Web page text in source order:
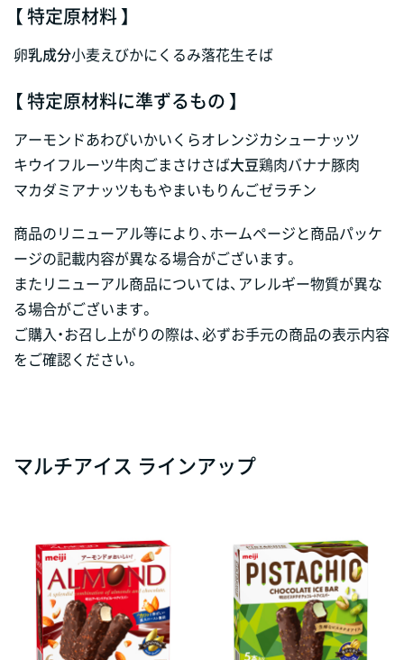
【 特定原材料 】
卵乳成分小麦えびかにくるみ落花生そば
【 特定原材料に準ずるもの 】
アーモンドあわびいかいくらオレンジカシューナッツ
キウイフルーツ牛肉ごまさけさば大豆鶏肉バナナ豚肉
マカダミアナッツももやまいも りんごゼラチン
商品のリニューアル等により、ホームページと商品パッケ
ージの記載内容が異なる場合がございます。
またリニューアル商品については、アレルギー物質が異な
る場合がございます。
ご購入・お召し上がりの際は、必ずお手元の商品の表示内容
をご確認ください。
マルチアイス ラインアップ